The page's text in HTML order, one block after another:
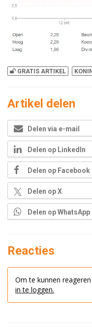
GRATIS ARTIKEL
Artikel delen
Delen via e-mail
Delen op LinkedIn
Delen op Facebook
Delen op X
Delen op WhatsApp
Reacties
Om te kunnen
in te loggen.